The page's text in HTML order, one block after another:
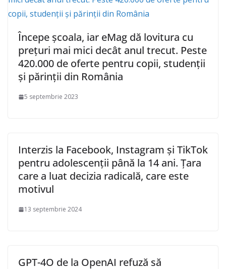
Începe școala, iar eMag dă lovitura cu
prețuri mai mici decât anul trecut. Peste
420.000 de oferte pentru copii, studenții
și părinții din România
5 septembrie 2023
Interzis la Facebook, Instagram și TikTok
pentru adolescenții până la 14 ani. Țara
care a luat decizia radicală, care este
motivul
13 septembrie 2024
GPT-4O de la OpenAI refuză să